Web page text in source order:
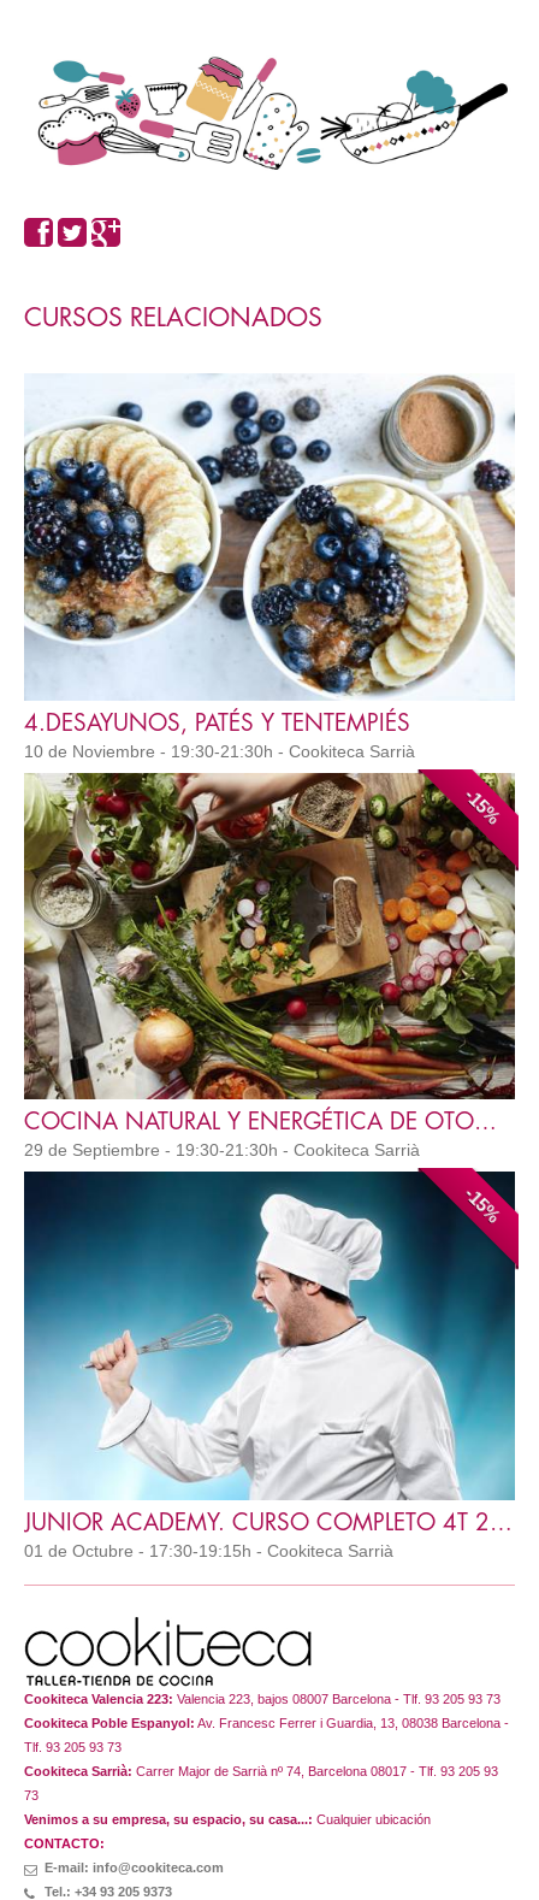
CURSOS RELACIONADOS
4.DESAYUNOS, PATÉS Y TENTEMPIÉS
10 de Noviembre - 19:30-21:30h - Cookiteca Sarrià
-15%
COCINA NATURAL Y ENERGÉTICA DE OTOÑO 4T 2026
29 de Septiembre - 19:30-21:30h - Cookiteca Sarrià
-15%
JUNIOR ACADEMY. CURSO COMPLETO 4T 2026
01 de Octubre - 17:30-19:15h - Cookiteca Sarrià
Cookiteca Valencia 223: Valencia 223, bajos 08007 Barcelona - Tlf. 93 205 93 73
Cookiteca Poble Espanyol: Av. Francesc Ferrer i Guardia, 13, 08038 Barcelona -
Tlf. 93 205 93 73
Cookiteca Sarrià: Carrer Major de Sarrià nº 74, Barcelona 08017 - Tlf. 93 205 93
73
Venimos a su empresa, su espacio, su casa...: Cualquier ubicación
CONTACTO:
E-mail: info@cookiteca.com
Tel.: +34 93 205 9373